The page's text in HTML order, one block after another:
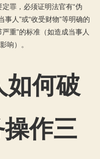
定罪，必须证明法官有“伪
事人”或“收受财物”等明确的
重”的标准（如造成当事人
响）。
何破
作三